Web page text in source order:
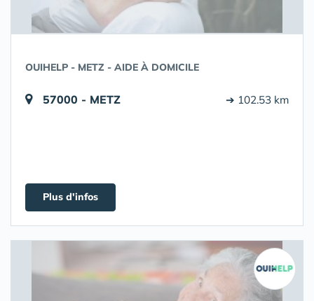
OUIHELP - METZ - AIDE À DOMICILE
57000 - METZ ➔ 102.53 km
Plus d'infos